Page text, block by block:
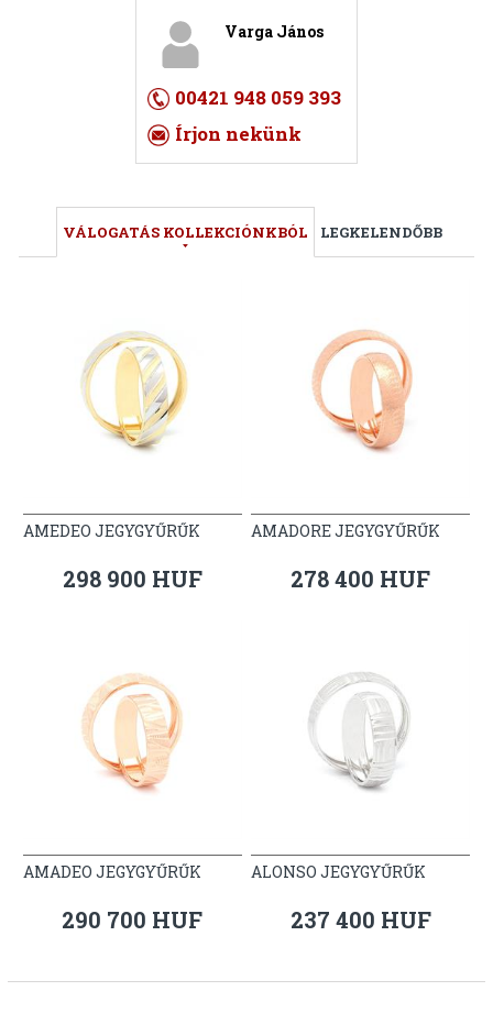
Varga János
00421 948 059 393
Írjon nekünk
VÁLOGATÁS KOLLEKCIÓNKBÓL LEGKELENDŐBB
AMEDEO JEGYGYŰRŰK
298 900 HUF
AMADORE JEGYGYŰRŰK
278 400 HUF
AMADEO JEGYGYŰRŰK
290 700 HUF
ALONSO JEGYGYŰRŰK
237 400 HUF